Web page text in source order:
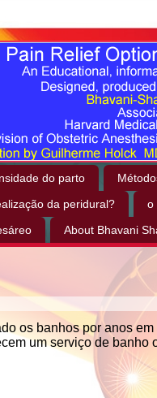
do parto
da peridural?
o
About Bhavani
os banhos por anos em
um serviço de banho